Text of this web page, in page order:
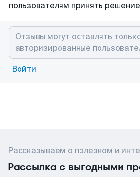
пользователям принять решение
Войти
Рассказываем о полезном и
Рассылка с выгодными